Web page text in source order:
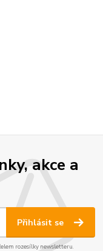
akce a
Přihlásit se
rozesílky newsletteru.